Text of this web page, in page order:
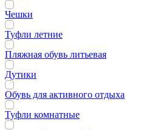
Чешки
Туфли летние
Пляжная обувь литьевая
Дутики
Обувь для активного отдыха
Туфли комнатные